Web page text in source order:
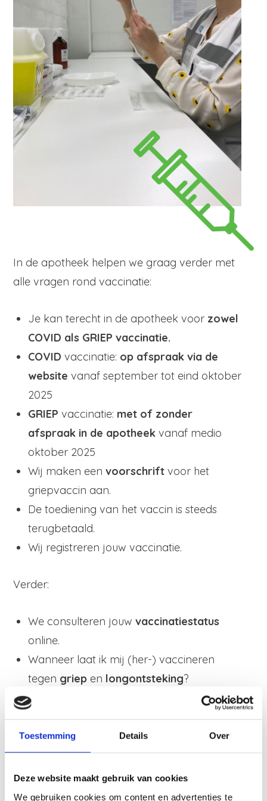
Toestemming Details Over
Deze website maakt gebruik van cookies
We gebruiken cookies om content en advertenties te
In de apotheek helpen we graag verder met
alle vragen rond vaccinatie:
Je kan terecht in de apotheek voor zowel
COVID als GRIEP vaccinatie.
COVID vaccinatie: op afspraak via de
website vanaf september tot eind oktober
2025
GRIEP vaccinatie: met of zonder
afspraak in de apotheek vanaf medio
oktober 2025
Wij maken eenvoorschrift voor het
griepvaccin aan.
De toediening van het vaccin is steeds
terugbetaald.
Wij registreren jouw vaccinatie.
Verder:
We consulteren jouwvaccinatiestatus
online.
Wanneer laat ik mij (her-) vaccineren
tegen griep en longontsteking?
Welke
heb ik nodig voor
mijn reisbestemming?
Maakhiereen
afspraak.